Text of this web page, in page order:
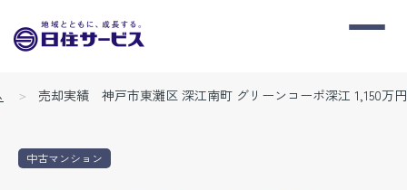
売却実績 神戸市東灘区 深江南町 グリーンコーポ深江 1,150万円
中古マンション